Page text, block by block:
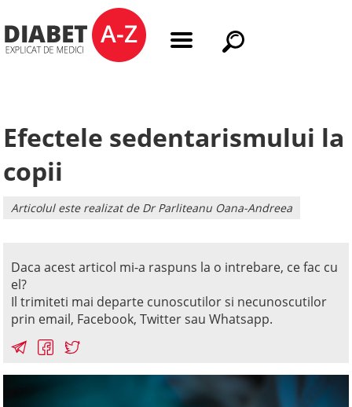
Efectele sedentarismului la
copii
Articolul este realizat de Dr Parliteanu Oana-Andreea
Daca acest articol mi-a raspuns la o intrebare, ce fac cu
el?
Il trimiteti mai departe cunoscutilor si necunoscutilor
prin email, Facebook, Twitter sau Whatsapp.